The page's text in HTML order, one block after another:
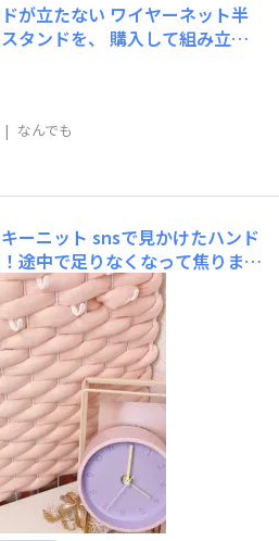
が立たない ワイヤーネット半
タンドを、 購入して組み立て
立ちません。 ワイヤーネット
したし、店員さんにも確認して
したにも関わらず不良品かのよ
めるコツがあるんですか？
| なんでも
ーニット snsで見かけたハンド
途中で足りなくなって焦りまし